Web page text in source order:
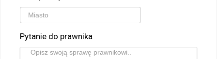
Pytanie do prawnika